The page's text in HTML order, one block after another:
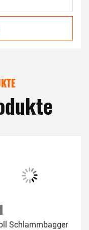
Schlammbagger